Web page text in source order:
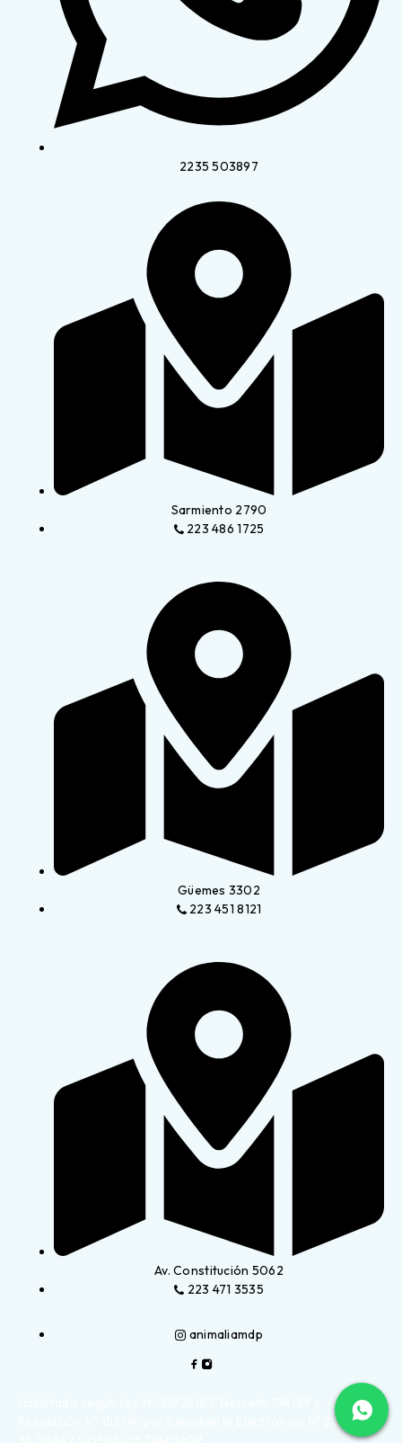
2235 503897
Sarmiento 2790
223 486 1725
Güemes 3302
223 451 8121
Av. Constitución 5062
223 471 3535
animaliamdp
Resolución Nº 152/14, por Expediente Electrónico Nº 2023-